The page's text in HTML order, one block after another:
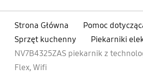
Strona Główna
Pomoc
Sprzęt kuchenny
Piekarniki
NV7B4325ZAS piekarnik z
Flex, Wifi